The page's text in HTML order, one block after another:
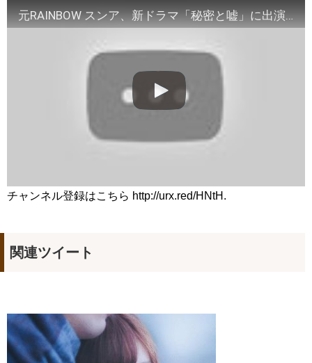
「七日の王妃」パク・ミニョン インタビュー 7/3発売ＤＶＤ
ＳＥＴ１映像特典より NEW!
ンヒ主演の 『推理の女王２』 30秒予告 NEW!
🏰 SKY Castle #Kdrama #Doramas #Netflix #KDramaBrasil
#KoreanDrama #Dorameira #KdramaEdit
「違う（ちがう）・異なる」を韓国語では？「다르다（タル
ダ）」の意味・使い方について
「退屈だ・暇だ」を韓国語では？「심심하다（シムシマダ）」
の意味・使い方について
HSF(126)-윤균상 서울숲 벤치 (YUN Kyunsang)(4)September::
Healing in Seoul Forest (서울숲)
언니&#39; (ft. 도여니의 학창시절) | 편 먹고 갈래요? 밥블레스유 2
九尾狐外伝 第２話 キム・ジウ チョ・ヒョンジェ
九尾狐外伝 メイキング03 ハン・イェスル
チョ・ヒョンジェ 조현재 九尾狐外伝 制作発表会
キム・テヒの弟イ・ワン♥イ・ボミ、今日（28日）結婚……
元RAINBOW スンア、新ドラマ「秘密と嘘」に出演決定…悪女に変身 20180412
チャンネル登録はこちら http://urx.red/HNtH.
関連ツイート